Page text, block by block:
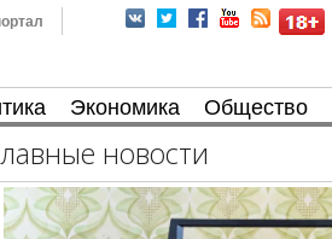
Экономика Общество
новости